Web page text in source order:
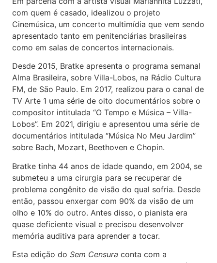
com quem é casado, idealizou o projeto
Cinemúsica, um concerto multimídia que vem sendo
apresentado tanto em penitenciárias brasileiras
como em salas de concertos internacionais.
Desde 2015, Bratke apresenta o programa semanal
Alma Brasileira, sobre Villa-Lobos, na Rádio Cultura
FM, de São Paulo. Em 2017, realizou para o canal de
TV Arte 1 uma série de oito documentários sobre o
compositor intitulada “O Tempo e Música – Villa-
Lobos”. Em 2021, dirigiu e apresentou uma série de
documentários intitulada “Música No Meu Jardim”
sobre Bach, Mozart, Beethoven e Chopin.
Bratke tinha 44 anos de idade quando, em 2004, se
submeteu a uma cirurgia para se recuperar de
problema congênito de visão do qual sofria. Desde
então, passou enxergar com 90% da visão de um
olho e 10% do outro. Antes disso, o pianista era
quase deficiente visual e precisou desenvolver
memória auditiva para aprender a tocar.
Esta edição do Sem Censura conta com a